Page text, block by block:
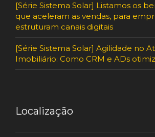
[Série Sistema Solar] Listamos os
que aceleram as vendas, para
estruturam canais digitais
[Série Sistema Solar] Agilidade no
Imobiliário: Como CRM e ADs
Localização